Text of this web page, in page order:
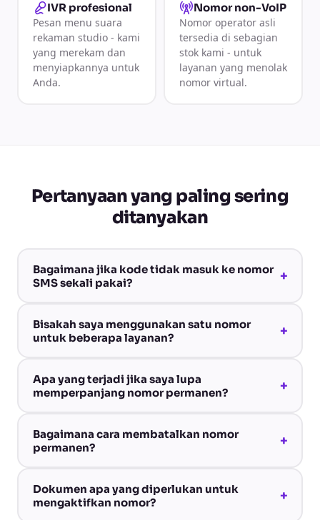
IVR profesional
Pesan menu suara
rekaman studio - kami
yang merekam dan
menyiapkannya untuk
Anda.
Nomor non-VoIP
Nomor operator asli
tersedia di sebagian
stok kami - untuk
layanan yang menolak
nomor virtual.
Pertanyaan yang paling sering
ditanyakan
Bagaimana jika kode tidak masuk ke nomor
SMS sekali pakai?
+
Bisakah saya menggunakan satu nomor
untuk beberapa layanan?
+
Apa yang terjadi jika saya lupa
memperpanjang nomor permanen?
+
Bagaimana cara membatalkan nomor
permanen?
+
Dokumen apa yang diperlukan untuk
mengaktifkan nomor?
+